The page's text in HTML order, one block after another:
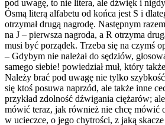
pod uwagę, to nie litera, ale dźwięk i
Ósmą literą alfabetu od końca jest S i
otrzymał drugą nagrodę. Następnym
na J – pierwsza nagroda, a R otrzyma
musi być porządek. Trzeba się na czymś
– Gdybym nie należał do sędziów,
samego siebie! powiedział muł, który
Należy brać pod uwagę nie tylko
się ktoś posuwa naprzód, ale także inne
przykład zdolność dźwigania ciężarów;
mówić teraz, jak również nie chcę mówić
w ucieczce, o jego chytrości, z jaką